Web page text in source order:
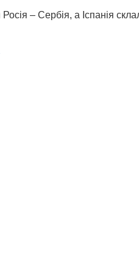
– Сербія, а Іспанія